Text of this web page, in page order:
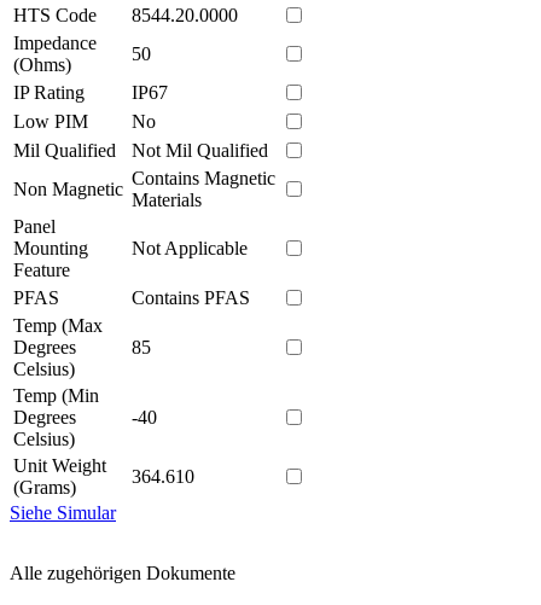
HTS Code
8544.20.0000
Impedance
(Ohms)
50
IP Rating
IP67
Low PIM
No
Mil Qualified
Not Mil Qualified
Non Magnetic
Contains Magnetic
Materials
Panel
Mounting
Feature
Not Applicable
PFAS
Contains PFAS
Temp (Max
Degrees
Celsius)
85
Temp (Min
Degrees
Celsius)
-40
Unit Weight
(Grams)
364.610
Siehe Simular
Alle zugehörigen Dokumente